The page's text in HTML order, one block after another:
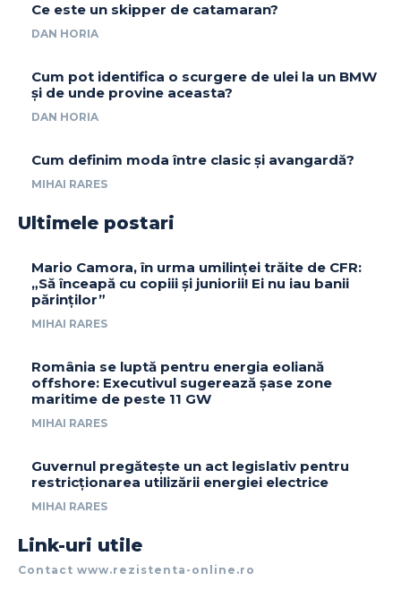
Ce este un skipper de catamaran?
DAN HORIA
Cum pot identifica o scurgere de ulei la un BMW
și de unde provine aceasta?
DAN HORIA
Cum definim moda între clasic și avangardă?
MIHAI RARES
Ultimele postari
Mario Camora, în urma umilinței trăite de CFR:
„Să înceapă cu copiii și juniorii! Ei nu iau banii
părinților”
MIHAI RARES
România se luptă pentru energia eoliană
offshore: Executivul sugerează șase zone
maritime de peste 11 GW
MIHAI RARES
Guvernul pregătește un act legislativ pentru
restricționarea utilizării energiei electrice
MIHAI RARES
Link-uri utile
Contact www.rezistenta-online.ro